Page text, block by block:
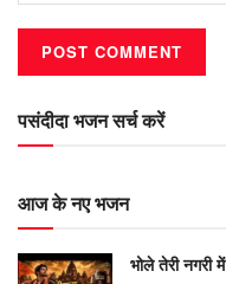
पसंदीदा भजन सर्च करें
आज के नए भजन
भोले तेरी नगरी